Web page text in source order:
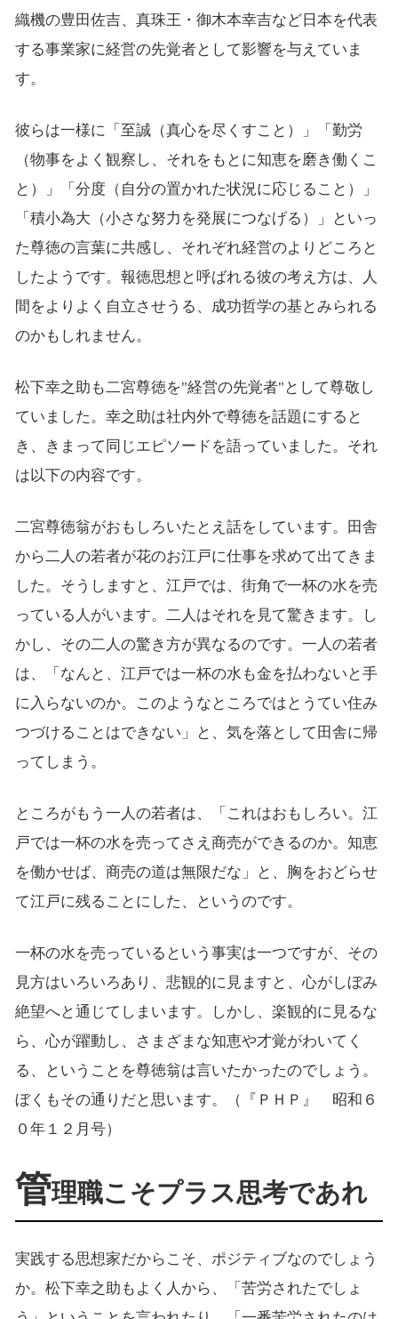
織機の豊田佐吉、真珠王・御木本幸吉など日本を代表
する事業家に経営の先覚者として影響を与えていま
す。
彼らは一様に「至誠（真心を尽くすこと）」「勤労
（物事をよく観察し、それをもとに知恵を磨き働くこ
と）」「分度（自分の置かれた状況に応じること）」
「積小為大（小さな努力を発展につなげる）」といっ
た尊徳の言葉に共感し、それぞれ経営のよりどころと
したようです。報徳思想と呼ばれる彼の考え方は、人
間をよりよく自立させうる、成功哲学の基とみられる
のかもしれません。
松下幸之助も二宮尊徳を"経営の先覚者"として尊敬し
ていました。幸之助は社内外で尊徳を話題にすると
き、きまって同じエピソードを語っていました。それ
は以下の内容です。
二宮尊徳翁がおもしろいたとえ話をしています。田舎
から二人の若者が花のお江戸に仕事を求めて出てきま
した。そうしますと、江戸では、街角で一杯の水を売
っている人がいます。二人はそれを見て驚きます。し
かし、その二人の驚き方が異なるのです。一人の若者
は、「なんと、江戸では一杯の水も金を払わないと手
に入らないのか。このようなところではとうてい住み
つづけることはできない」と、気を落として田舎に帰
ってしまう。
ところがもう一人の若者は、「これはおもしろい。江
戸では一杯の水を売ってさえ商売ができるのか。知恵
を働かせば、商売の道は無限だな」と、胸をおどらせ
て江戸に残ることにした、というのです。
一杯の水を売っているという事実は一つですが、その
見方はいろいろあり、悲観的に見ますと、心がしぼみ
絶望へと通じてしまいます。しかし、楽観的に見るな
ら、心が躍動し、さまざまな知恵や才覚がわいてく
る、ということを尊徳翁は言いたかったのでしょう。
ぼくもその通りだと思います。（『ＰＨＰ』 昭和６
０年１２月号）
管理職こそプラス思考であれ
実践する思想家だからこそ、ポジティブなのでしょう
か。松下幸之助もよく人から、「苦労されたでしょ